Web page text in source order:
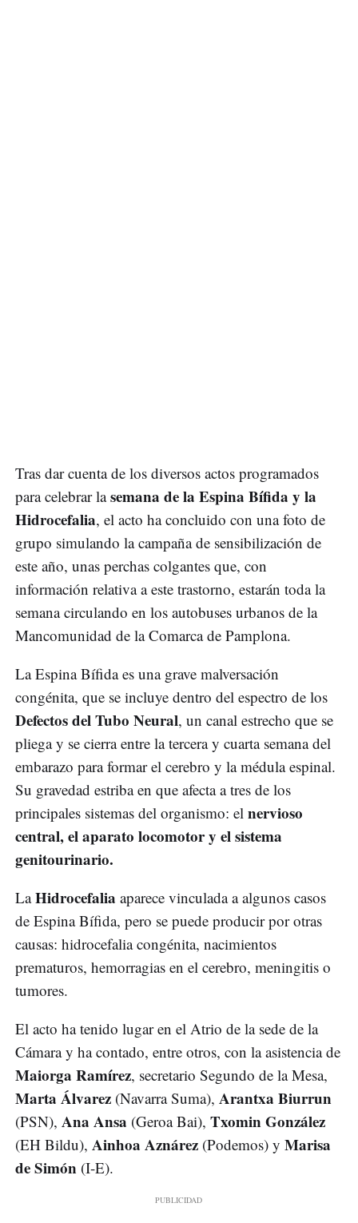
Tras dar cuenta de los diversos actos programados
para celebrar lasemana de la Espina Bífida y la
Hidrocefalia, el acto ha concluido con una foto de
grupo simulando la campaña de sensibilización de
este año, unas perchas colgantes que, con
información relativa a este trastorno, estarán toda la
semana circulando en los autobuses urbanos de la
Mancomunidad de la Comarca de Pamplona.
La Espina Bífida es una grave malversación
congénita, que se incluye dentro del espectro de los
Defectos del Tubo Neural, un canal estrecho que se
pliega y se cierra entre la tercera y cuarta semana del
embarazo para formar el cerebro y la médula espinal.
Su gravedad estriba en que afecta a tres de los
principales sistemas del organismo: el nervioso
central, el aparato locomotor y el sistema
genitourinario.
LaHidrocefalia aparece vinculada a algunos casos
de Espina Bífida, pero se puede producir por otras
causas: hidrocefalia congénita, nacimientos
prematuros, hemorragias en el cerebro, meningitis o
tumores.
El acto ha tenido lugar en el Atrio de la sede de la
Cámara y ha contado, entre otros, con la asistencia de
Maiorga Ramírez, secretario Segundo de la Mesa,
Marta Álvarez (Navarra Suma), Arantxa Biurrun
(PSN), Ana Ansa (Geroa Bai), Txomin González
(EH Bildu), Ainhoa Aznárez (Podemos) y Marisa
de Simón (I-E).